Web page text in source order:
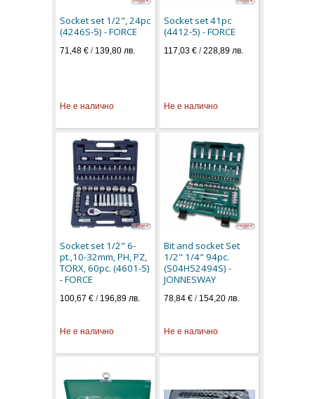
Socket set 1/2", 24pc
(4246S-5) - FORCE
71,48 € / 139,80 лв.
Не е налично
Socket set 41pc
(4412-5) - FORCE
117,03 €/228,89 лв.
Не е налично
Socket set 1/2" 6-
pt.,10-32mm, PH, PZ,
TORX, 60pc. (4601-5)
- FORCE
100,67 € / 196,89 лв.
Не е налично
Bit and socket Set
1/2" 1/4" 94pc.
(S04H52494S) -
JONNESWAY
78,84 €/ 154,20 лв.
Не е налично